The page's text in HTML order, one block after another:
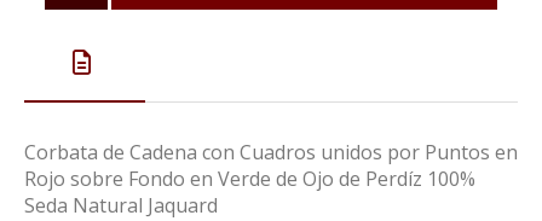
Corbata de Cadena con Cuadros unidos por Puntos en
Rojo sobre Fondo en Verde de Ojo de Perdíz 100%
Seda Natural Jaquard